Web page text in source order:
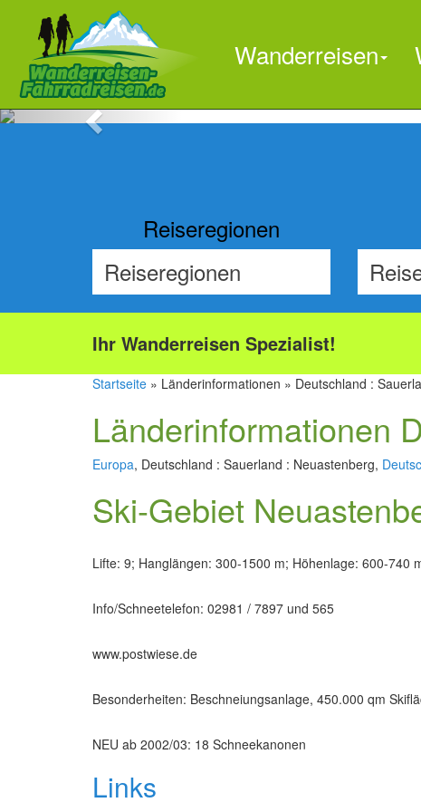
Previous
Wanderreisen
Reiseregionen
Ihr Wanderreisen Spezialist!
Startseite » Länderinformationen » Deutschland :
Länderinformationen
Europa, Deutschland : Sauerland : Neuastenberg,
Ski-Gebiet
Lifte: 9; Hanglängen: 300-1500 m; Höhenlage: 600-740
Info/Schneetelefon: 02981 / 7897 und 565
www.postwiese.de
Besonderheiten: Beschneiungsanlage, 450.000 qm
NEU ab 2002/03: 18 Schneekanonen
Links